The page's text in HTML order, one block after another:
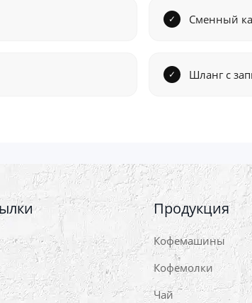
Сменный
Шланг с
Продукция
Кофемашины
Кофемолки
Чай